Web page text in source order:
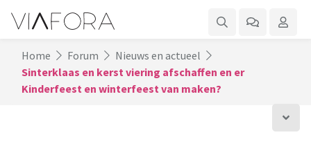
Home Forum
Nieuws en actueel
Sinterklaas en kerst viering afschaffen en er
Kinderfeest en winterfeest van maken?